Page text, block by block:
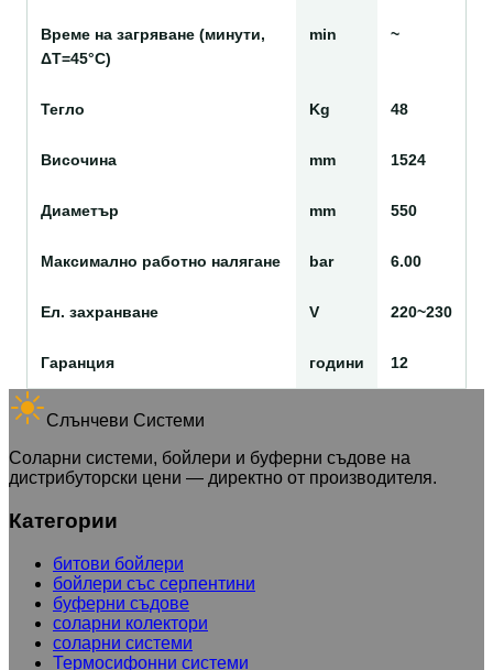
Време на загряване (минути,
ΔТ=45°С)
min ~
Тегло Kg 48
Височина mm 1524
Диаметър mm 550
Максимално работно налягане bar 6.00
Ел. захранване V 220~230
Гаранция години 12
Слънчеви Системи
Соларни системи, бойлери и буферни съдове на
дистрибуторски цени — директно от производителя.
Категории
битови бойлери
бойлери със серпентини
буферни съдове
соларни колектори
соларни системи
Термосифонни системи